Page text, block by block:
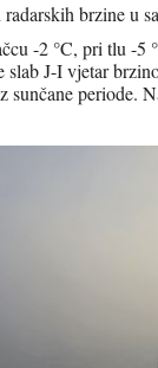
brzine u
-2 °C, pri tlu -
J-I vjetar
periode.